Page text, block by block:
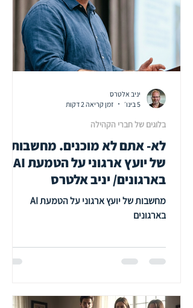
לא- אתם לא מוכנים. מחשבות
של יועץ ארגוני על הטמעת AI
בארגונים/ יניב אלטרס
מחשבות של יועץ ארגוני על הטמעת AI
בארגונים
בלוגים של חברי הקהילה
יניב אלטרס
5 בינו׳
זמן קריאה 2 דקות